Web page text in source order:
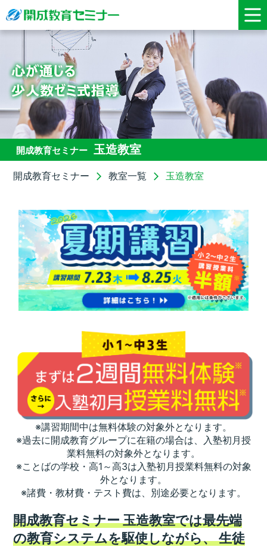
開成教育セミナー 玉造教室
開成教育セミナー 教室一覧 玉造教室
※講習期間中は無料体験の対象外となります。
※過去に開成教育グループに在籍の場合は、入塾初月授
業料無料の対象外となります。
※ことばの学校・高1～高3は入塾初月授業料無料の対象
外となります。
※諸費・教材費・テスト費は、別途必要となります。
開成教育セミナー 玉造教室では最先端
の教育システムを駆使しながら、生徒